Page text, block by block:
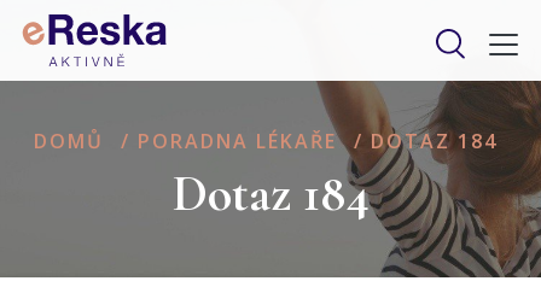
DOMŮ / PORADNA LÉKAŘE / DOTAZ 184
Dotaz 184